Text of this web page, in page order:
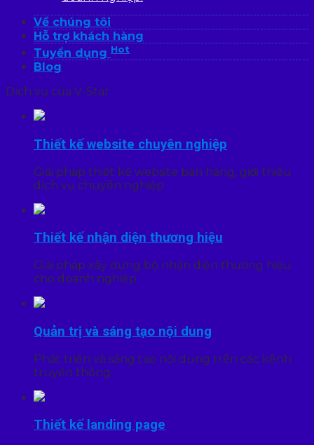
Về chúng tôi
Hỗ trợ khách hàng
Tuyển dụng Hot
Blog
Dịch vụ của V-Star
Thiết kế website chuyên nghiệp
Giải pháp thiết kế website bán hàng, giới thiệu
dịch vụ chuyên nghiệp
Thiết kế nhận diện thương hiệu
Giải pháp xây dựng bộ nhận diện thương hiệu
cho doanh nghiệp
Quản trị và sáng tạo nội dung
Phát triển và sáng tạo nội dung trên các kênh
truyền thông
Thiết kế landing page